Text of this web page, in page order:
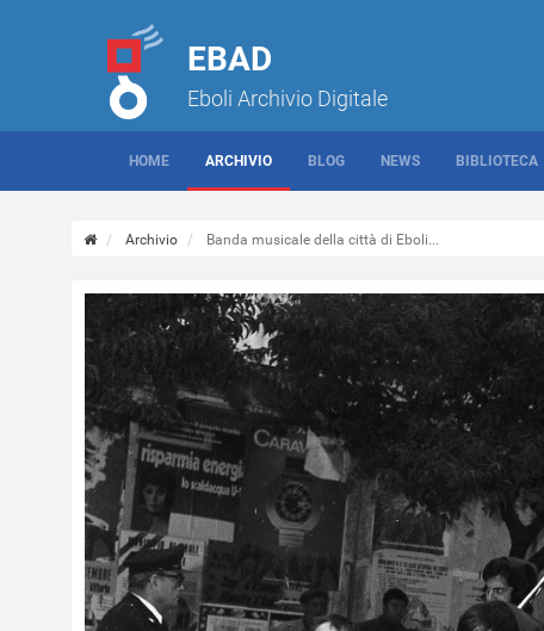
EBAD
Eboli Archivio Digitale
HOME ARCHIVIO BLOG NEWS BIBLIOTECA
Archivio Banda musicale della città di Eboli...